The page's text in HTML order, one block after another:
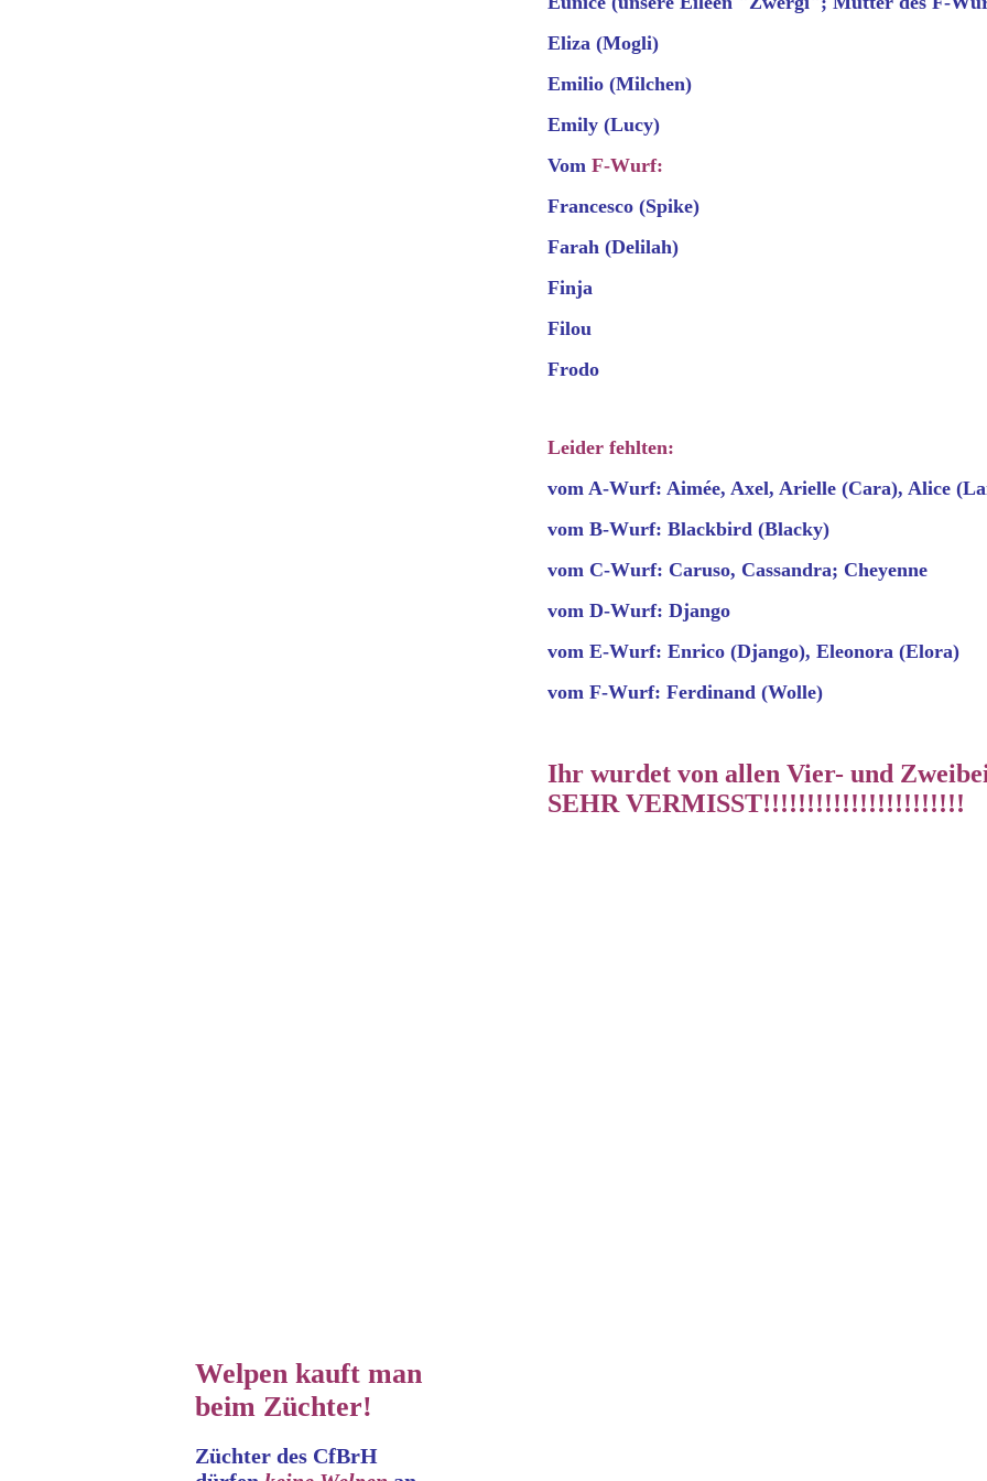
Eliza (Mogli)
Emilio (Milchen)
Emily (Lucy)
Vom F-Wurf:
Francesco (Spike)
Farah (Delilah)
Finja
Filou
Frodo
Leider fehlten:
vom A-Wurf: Aimée, Axel, Arielle (Cara), Alice
vom B-Wurf: Blackbird (Blacky)
vom C-Wurf: Caruso, Cassandra; Cheyenne
vom D-Wurf: Django
vom E-Wurf: Enrico (Django), Eleonora (Elora)
vom F-Wurf: Ferdinand (Wolle)
Ihr wurdet von allen Vier- und
SEHR VERMISST!!!!!!!!!!!!!!!!!!!!!!!
Welpen kauft man
beim Züchter!
Züchter des CfBrH